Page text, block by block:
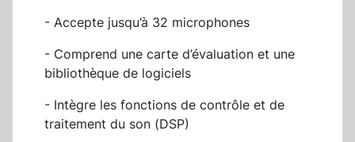
- Accepte jusqu’à 32 microphones
- Comprend une carte d’évaluation et une
bibliothèque de logiciels
- Intègre les fonctions de contrôle et de
traitement du son (DSP)